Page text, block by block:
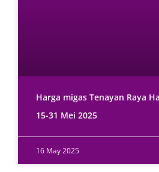
Harga migas Tenayan Raya
15-31 Mei 2025
16 May 2025